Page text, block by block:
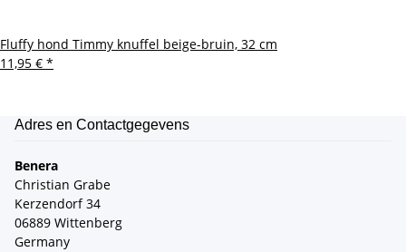
Fluffy hond Timmy knuffel beige-bruin, 32 cm
11,95 € *
Adres en Contactgegevens
Benera
Christian Grabe
Kerzendorf 34
06889 Wittenberg
Germany